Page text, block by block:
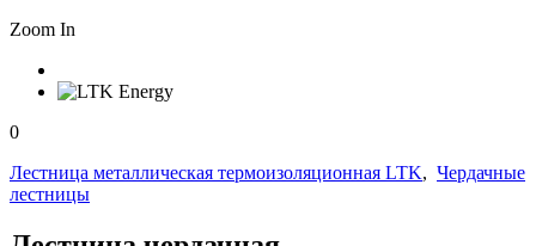
Zoom In
0
Лестница металлическая термоизоляционная LTK, Чердачные
лестницы